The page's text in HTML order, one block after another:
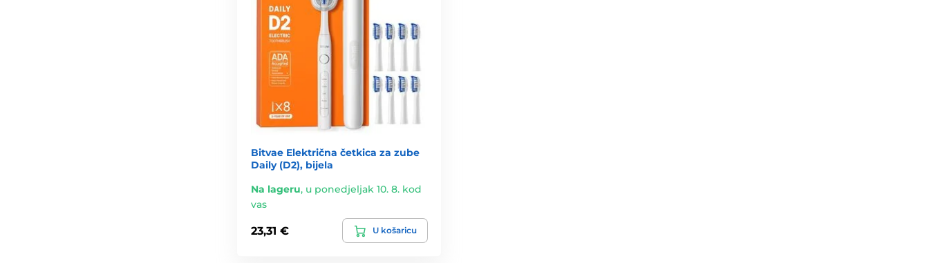
Bitvae Električna četkica za zube
Daily (D2), bijela
Na lageru, u ponedjeljak 10. 8. kod
vas
23,31 € U košaricu